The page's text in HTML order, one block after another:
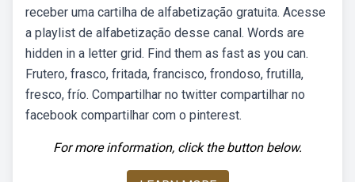
receber uma cartilha de alfabetização gratuita. Acesse
a playlist de alfabetização desse canal. Words are
hidden in a letter grid. Find them as fast as you can.
Frutero, frasco, fritada, francisco, frondoso, frutilla,
fresco, frío. Compartilhar no twitter compartilhar no
facebook compartilhar com o pinterest.
For more information, click the button below.